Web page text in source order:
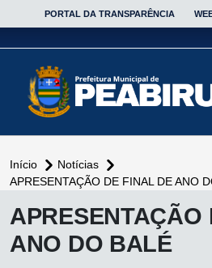
PORTAL DA TRANSPARÊNCIA
Início
Notícias
APRESENTAÇÃO DE FINAL DE ANO
principal
APRESENTAÇÃO
ANO DO BALÉ